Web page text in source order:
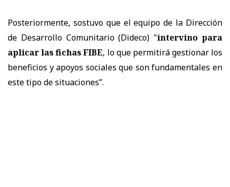
Posteriormente, sostuvo que el equipo de la Dirección
de Desarrollo Comunitario (Dideco) "intervino para
aplicar las fichas FIBE, lo que permitirá gestionar los
beneficios y apoyos sociales que son fundamentales en
este tipo de situaciones”.